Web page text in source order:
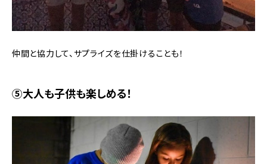
仲間と協力して、サプライズを仕掛けることも！
⑤大人も子供も楽しめる！